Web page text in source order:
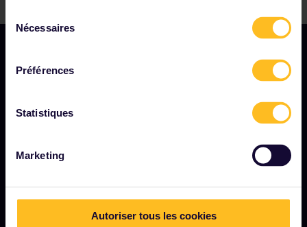
Nécessaires
Préférences
Statistiques
Marketing
Autoriser tous les cookies
Conditions de réservation
Conditions d'utilisation de l'Interrail Pass